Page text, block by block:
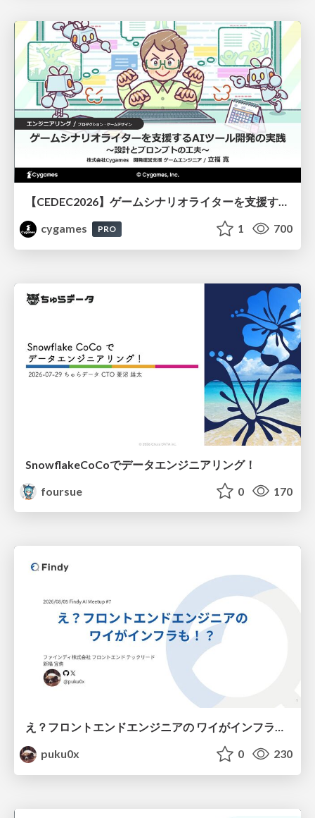
【CEDEC2026】ゲームシナリオライターを支援するAIツール開発の実践 ― 設計とプロンプトの工夫 ―
cygames
PRO 1 700
SnowflakeCoCoでデータエンジニアリング！
foursue
0 170
え？フロントエンドエンジニアの ワイがインフラも！？
puku0x
0 230